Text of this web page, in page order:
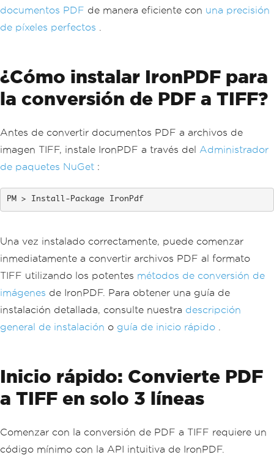
documentos PDF de manera eficiente con una precisión
de píxeles perfectos
¿Cómo instalar IronPDF para
la conversión de PDF a TIFF?
Antes de convertir documentos PDF a archivos de
imagen TIFF, instale IronPDF a través del Administrador
de paquetes NuGet :
Install-Package IronPdf
Una vez instalado correctamente, puede comenzar
inmediatamente a convertir archivos PDF al formato
TIFF utilizando los potentes métodos de conversión de
imágenes de IronPDF. Para obtener una guía de
instalación detallada, consulte nuestra descripción
general de instalación o guía de inicio rápido
Inicio rápido: Convierte PDF
a TIFF en solo 3 líneas
Comenzar con la conversión de PDF a TIFF requiere un
código mínimo con la API intuitiva de IronPDF.